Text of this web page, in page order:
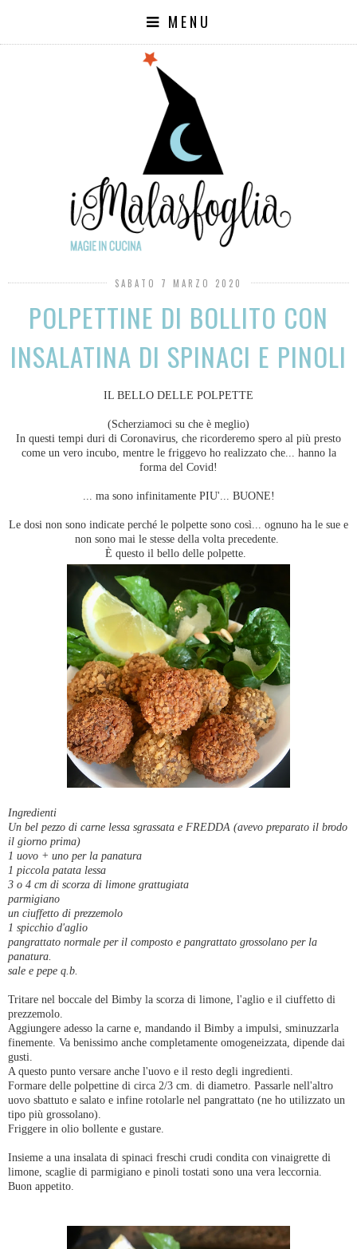
MENU
SABATO 7 MARZO 2020
POLPETTINE DI BOLLITO CON
INSALATINA DI SPINACI E PINOLI
IL BELLO DELLE POLPETTE
(Scherziamoci su che è meglio)
In questi tempi duri di Coronavirus, che ricorderemo spero al più presto
come un vero incubo, mentre le friggevo ho realizzato che... hanno la
forma del Covid!
... ma sono infinitamente PIU'... BUONE!
Le dosi non sono indicate perché le polpette sono così... ognuno ha le sue e
non sono mai le stesse della volta precedente.
È questo il bello delle polpette.
Ingredienti
Un bel pezzo di carne lessa sgrassata e FREDDA (avevo preparato il brodo
il giorno prima)
1 uovo + uno per la panatura
1 piccola patata lessa
3 o 4 cm di scorza di limone grattugiata
parmigiano
un ciuffetto di prezzemolo
1 spicchio d'aglio
pangrattato normale per il composto e pangrattato grossolano per la
panatura.
sale e pepe q.b.
Tritare nel boccale del Bimby la scorza di limone, l'aglio e il ciuffetto di
prezzemolo.
Aggiungere adesso la carne e, mandando il Bimby a impulsi, sminuzzarla
finemente. Va benissimo anche completamente omogeneizzata, dipende dai
gusti.
A questo punto versare anche l'uovo e il resto degli ingredienti.
Formare delle polpettine di circa 2/3 cm. di diametro. Passarle nell'altro
uovo sbattuto e salato e infine rotolarle nel pangrattato (ne ho utilizzato un
tipo più grossolano).
Friggere in olio bollente e gustare.
Insieme a una insalata di spinaci freschi crudi condita con vinaigrette di
limone, scaglie di parmigiano e pinoli tostati sono una vera leccornia.
Buon appetito.